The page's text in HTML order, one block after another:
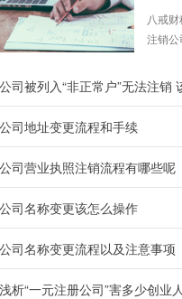
八戒
注销公
家都在
年底把
参考。
公司地址变更流程和手续
公司营业执照注销流程有哪些呢
公司名称变更该怎么操作
公司名称变更流程以及注意事项
浅析“一元注册公司”害多少创业人